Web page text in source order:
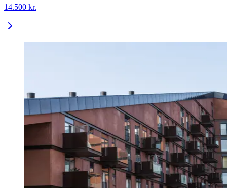
14.500 kr.